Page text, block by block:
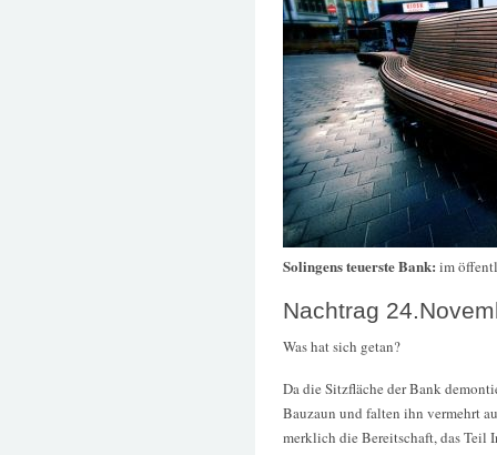
Solingens teuerste Bank: im
Nachtrag
Was hat sich getan?
Da die Sitzfläche der Bank
Bauzaun und falten ihn vermehrt
merklich die Bereitschaft, das Teil